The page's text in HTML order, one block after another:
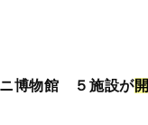
ニ博物館 ５施設が開